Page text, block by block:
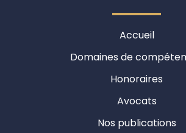
Accueil
Domaines de
Honoraires
Avocats
Nos publications